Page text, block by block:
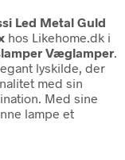
Led Metal Guld
hos Likehome.dk i
Væglamper.
lyskilde, der
med sin
Med sine
lampe et